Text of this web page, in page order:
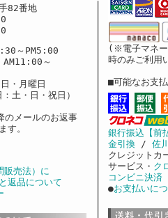
82番地
～PM5:00
AM11:00～
・月曜日
土・日・祝日）
メールのお返事
す。
販売法）に
返品について
(※電子マネー
時のみご利用
■可能なお支
銀行振込【前
金引換 / 佐
クレジットカ
サービス・ ク
コンビニ決済
●お支払いに